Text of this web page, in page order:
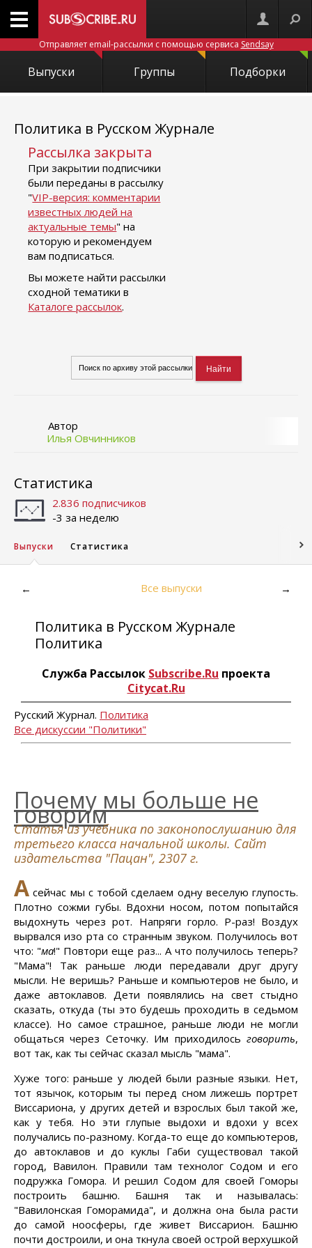
Отправляет email-рассылки с помощью сервиса Sendsay
Выпуски Группы Подборки
Политика в Русском Журнале
Рассылка закрыта
При закрытии подписчики
были переданы в рассылку
"VIP-версия: комментарии
известных людей на
актуальные темы" на
которую и рекомендуем
вам подписаться.
Вы можете найти рассылки
сходной тематики в
Каталоге рассылок.
Автор
Илья Овчинников
Статистика
2.836 подписчиков
-3 за неделю
Выпуски Статистика
← Все выпуски →
Политика в Русском Журнале
Политика
Служба Рассылок Subscribe.Ru проекта
Citycat.Ru
Русский Журнал. Политика
Все дискуссии "Политики"
Почему мы больше не
говорим
Статья из учебника по законопослушанию для
третьего класса начальной школы. Сайт
издательства "Пацан", 2307 г.
А сейчас мы с тобой сделаем одну веселую глупость.
Плотно сожми губы. Вдохни носом, потом попытайся
выдохнуть через рот. Напряги горло. Р-раз! Воздух
вырвался изо рта со странным звуком. Получилось вот
что: "ма!" Повтори еще раз... А что получилось теперь?
"Мама"! Так раньше люди передавали друг другу
мысли. Не веришь? Раньше и компьютеров не было, и
даже автоклавов. Дети появлялись на свет стыдно
сказать, откуда (ты это будешь проходить в седьмом
классе). Но самое страшное, раньше люди не могли
общаться через Сеточку. Им приходилось говорить,
вот так, как ты сейчас сказал мысль "мама".
Хуже того: раньше у людей были разные языки. Нет,
тот язычок, которым ты перед сном лижешь портрет
Виссариона, у других детей и взрослых был такой же,
как у тебя. Но эти глупые выдохи и вдохи у всех
получались по-разному. Когда-то еще до компьютеров,
до автоклавов и до куклы Габи существовал такой
город, Вавилон. Правили там технолог Содом и его
подружка Гомора. И решил Содом для своей Гоморы
построить башню. Башня так и называлась:
"Вавилонская Гоморамида", и должна она была расти
до самой ноосферы, где живет Виссарион. Башню
почти достроили, и она ткнула своей острой верхушкой